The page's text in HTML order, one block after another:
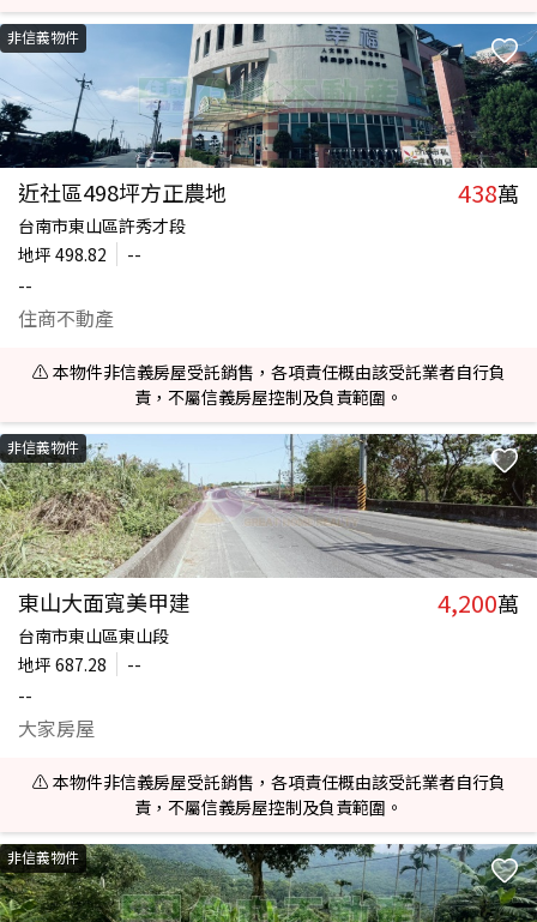
非信義物件
近社區498坪方正農地 438萬
台南市東山區許秀才段
地坪 498.82
--
--
住商不動產
⚠️ 本物件非信義房屋受託銷售，各項責任概由該受託業者自行負
責，不屬信義房屋控制及負責範圍。
非信義物件
東山大面寬美甲建 4,200萬
台南市東山區東山段
地坪 687.28
--
--
大家房屋
⚠️ 本物件非信義房屋受託銷售，各項責任概由該受託業者自行負
責，不屬信義房屋控制及負責範圍。
非信義物件